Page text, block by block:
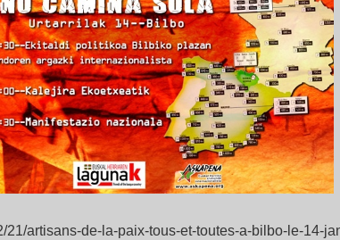
21/artisans-de-la-paix-tous-et-toutes-a-bilbo-le-14-